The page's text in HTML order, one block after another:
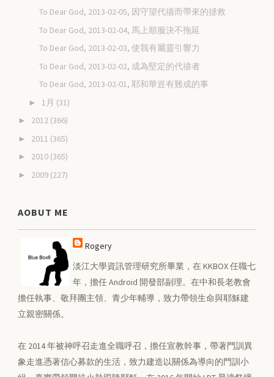
To Dear God, 2013-02-05, 因守望代禱而帶來的拯救
To Dear God, 2013-02-04, 馬上順服決不拖延
To Dear God, 2013-02-03, 使我有屬靈引響力
To Dear God, 2013-02-02, 成為堅定的代禱者
To Dear God, 2013-02-01, 耶和華豈有難成的事
► 1月 (31)
► 2012 (366)
► 2011 (365)
► 2010 (365)
► 2009 (227)
AOBUT ME
Rogery
淡江大學資訊管理研究所畢業，在 KKBOX 任職七
年，擔任 Android 開發部副理。在中和長老教會
擔任執事、敬拜團主領、青少年輔導，致力帶領生命與耶穌建
立親密關係。
在 2014 年被神呼召走進全職呼召，擔任宣教幹事，帶著門訓異
象走進憑著信心募款的生活，致力建造以關係為導向的門訓小